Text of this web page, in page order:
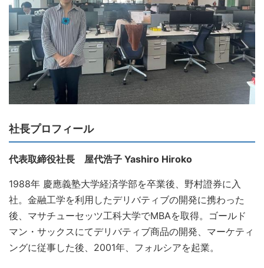
社長プロフィール
代表取締役社長 屋代浩子 Yashiro Hiroko
1988年 慶應義塾大学経済学部を卒業後、野村證券に入
社。金融工学を利用したデリバティブの開発に携わった
後、マサチューセッツ工科大学でMBAを取得。ゴールド
マン・サックスにてデリバティブ商品の開発、マーケティ
ングに従事した後、2001年、フォルシアを起業。